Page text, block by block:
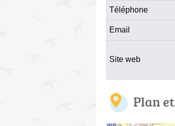
Téléphone
Email
Site web
Plan